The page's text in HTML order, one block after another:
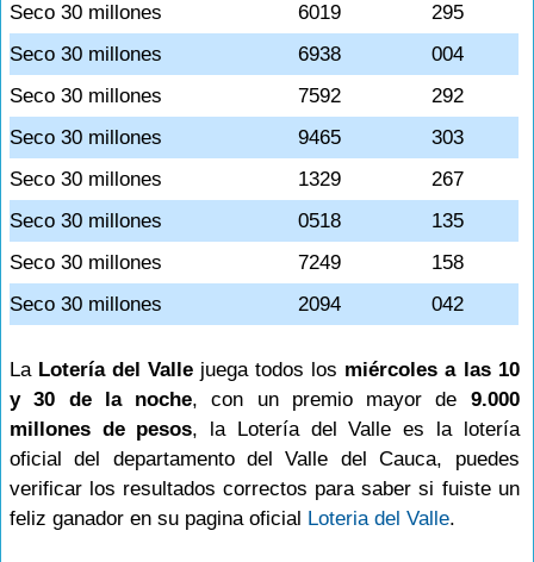
Seco 30 millones
6019
295
Seco 30 millones
6938
004
Seco 30 millones
7592
292
Seco 30 millones
9465
303
Seco 30 millones
1329
267
Seco 30 millones
0518
135
Seco 30 millones
7249
158
Seco 30 millones
2094 042
La Lotería del Valle juega todos los miércoles a las 10
y 30 de la noche, con un premio mayor de 9.000
millones de pesos, la Lotería del Valle es la lotería
oficial del departamento del Valle del Cauca, puedes
verificar los resultados correctos para saber si fuiste un
feliz ganador en su pagina oficial Loteria del Valle.